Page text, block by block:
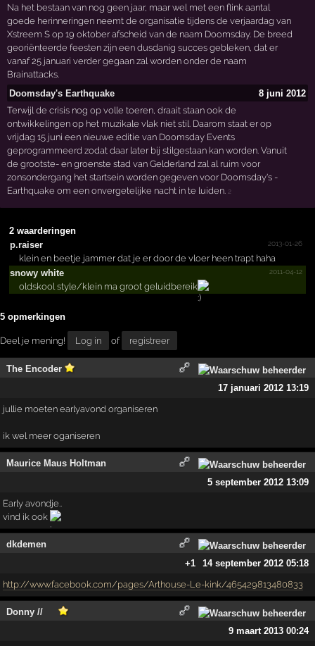
Na het bestaan van nog geen jaar, maar wel met een flink aantal
goede herinneringen neemt de organisatie tijdens de verjaardag van
Xstreem S op 19 oktober afscheid van de naam Doomsday. De breed
georiënteerde feesten zijn een dusdanig succes gebleken, dat er
vanaf 25 januari verder gegaan zal worden onder de naam
Brainattacks.
Doomsday's Earthquake
8 juni 2012
Terwijl de crisis nog op volle toeren, draait staan ook de
ontwikkelingen op het muzikale vlak niet stil. Daarom staat er op
vrijdag 15 juni een nieuwe editie van Doomsday Events
geprogrammeerd zodat daar later bij stilgestaan kan worden. Vanuit
de grootste- en groenste stad van Gelderland zal al ruim voor
zonsondergang het startsein worden gegeven voor Doomsday's -
Earthquake om een onvergetelijke nacht in te luiden. 2
2 waarderingen
p.raiser
2013-01-26
klein en beetje jammer dat je er door de vloer heen trapt haha
snowy white
2011-04-12
oldskool style/klein ma groot geluidbereik
5 opmerkingen
Deel je mening! Log in of registreer
The Encoder
17 januari 2012 13:19
jullie moeten earlyavond organiseren
ik wel meer oganiseren
Maurice Maus Holtman
5 september 2012 13:09
Early avondje..
vind ik ook
dkdemen
+1
14 september 2012 05:18
http://www.facebook.com/pages/Arthouse-Le-kink/465429813480833
Donny //
9 maart 2013 00:24